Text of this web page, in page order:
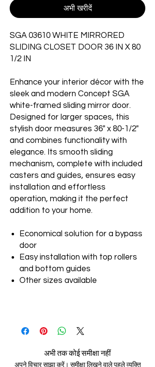
अभी खरीदें
SGA 03610 WHITE MIRRORED
SLIDING CLOSET DOOR 36 IN X 80
1/2 IN
Enhance your interior décor with the
sleek and modern Concept SGA
white-framed sliding mirror door.
Designed for larger spaces, this
stylish door measures 36" x 80-1/2"
and combines functionality with
elegance. Its smooth sliding
mechanism, complete with included
casters and guides, ensures easy
installation and effortless
operation, making it the perfect
addition to your home.
Economical solution for a bypass
door
Easy installation with top rollers
and bottom guides
Other sizes available
अभी तक कोई समीक्षा नहीं
अपने विचार साझा करें। समीक्षा लिखने वाले पहले व्यक्ति